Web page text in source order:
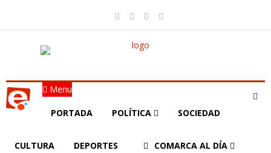
Menu
PORTADA POLÍTICA SOCIEDAD
CULTURA DEPORTES COMARCA AL DÍA